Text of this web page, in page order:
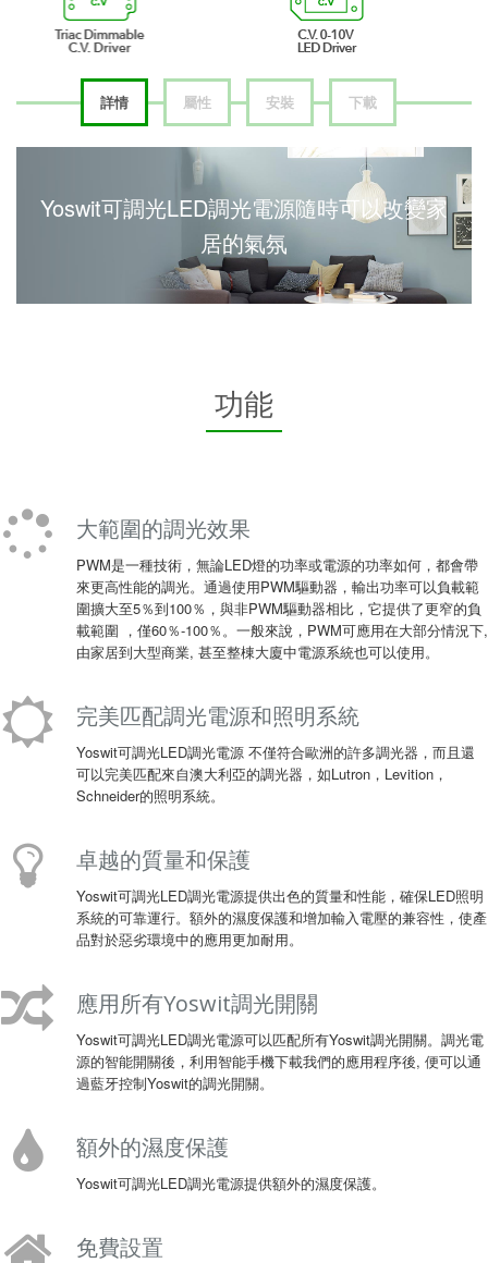
詳情 屬性 安裝 下載
Yoswit可調光LED調光電源隨時可以改變家
居的氣氛
功能
大範圍的調光效果
PWM是一種技術，無論LED燈的功率或電源的功率如何，都會帶
來更高性能的調光。通過使用PWM驅動器，輸出功率可以負載範
圍擴大至5％到100％，與非PWM驅動器相比，它提供了更窄的負
載範圍 ，僅60％-100％。一般來說，PWM可應用在大部分情況下,
由家居到大型商業, 甚至整棟大廈中電源系統也可以使用。
完美匹配調光電源和照明系統
Yoswit可調光LED調光電源 不僅符合歐洲的許多調光器，而且還
可以完美匹配來自澳大利亞的調光器，如Lutron，Levition，
Schneider的照明系統。
卓越的質量和保護
Yoswit可調光LED調光電源提供出色的質量和性能，確保LED照明
系統的可靠運行。額外的濕度保護和增加輸入電壓的兼容性，使產
品對於惡劣環境中的應用更加耐用。
應用所有Yoswit調光開關
Yoswit可調光LED調光電源可以匹配所有Yoswit調光開關。調光電
源的智能開關後，利用智能手機下載我們的應用程序後, 便可以通
過藍牙控制Yoswit的調光開關。
額外的濕度保護
Yoswit可調光LED調光電源提供額外的濕度保護。
免費設置